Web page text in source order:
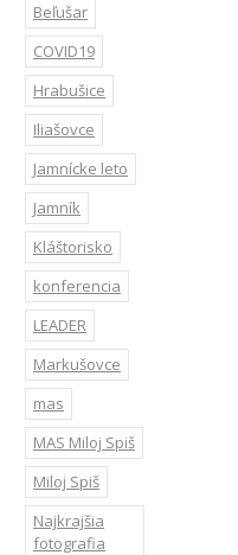
Beľušar
COVID19
Hrabušice
Iliašovce
Jamnícke leto
Jamník
Kláštorisko
konferencia
LEADER
Markušovce
mas
MAS Miloj Spiš
Miloj Spiš
Najkrajšia
fotografia